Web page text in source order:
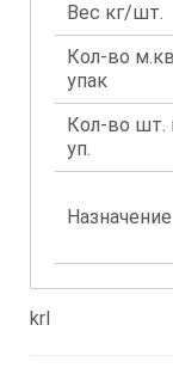
Вес кг/шт.
Кол-во
упак
Кол-во шт.
уп.
Назначение
krl